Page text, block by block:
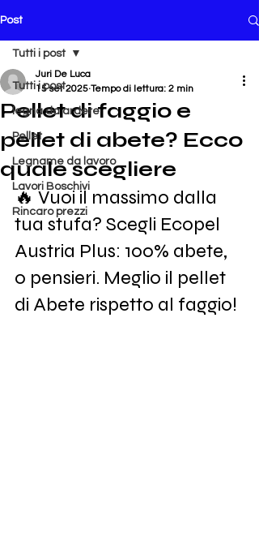
Post
Tutti i post
legna da ardere
Pellet
Legname da lavoro
Lavori Boschivi
Rincaro prezzi
Tutti i post
Pellet di faggio e
pellet di abete? Ecco
quale scegliere
Juri De Luca
15 set 2025 Tempo di lettura: 2 min
🔥 Vuoi il massimo dalla
tua stufa? Scegli Ecopel
Austria Plus: 100% abete,
0 pensieri. Meglio il pellet
di Abete rispetto al faggio!